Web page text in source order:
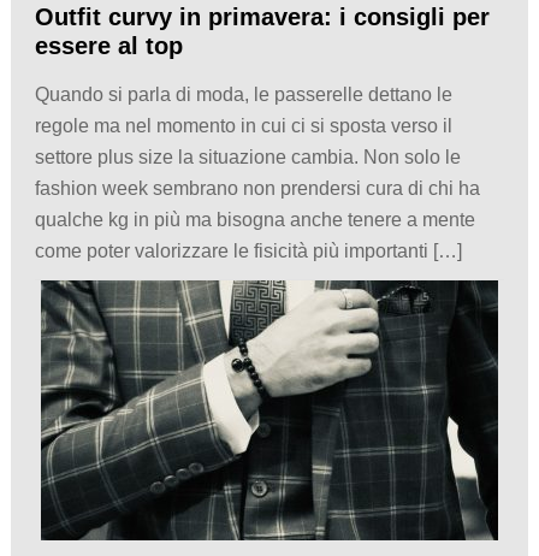
Outfit curvy in primavera: i consigli per
essere al top
Quando si parla di moda, le passerelle dettano le
regole ma nel momento in cui ci si sposta verso il
settore plus size la situazione cambia. Non solo le
fashion week sembrano non prendersi cura di chi ha
qualche kg in più ma bisogna anche tenere a mente
come poter valorizzare le fisicità più importanti […]